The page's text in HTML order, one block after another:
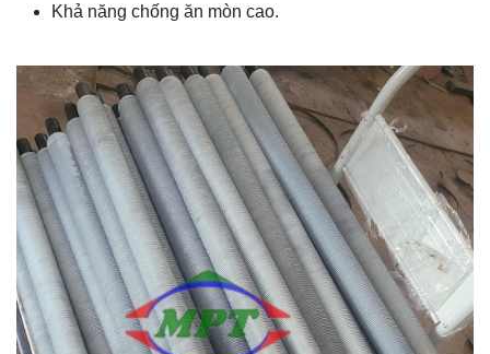
Khả năng chống ăn mòn cao.